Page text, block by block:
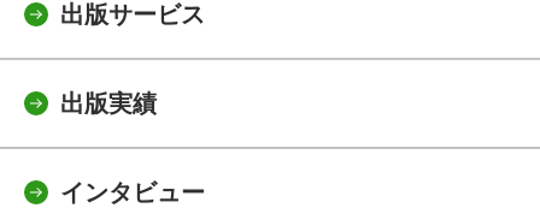
出版サービス
出版実績
インタビュー